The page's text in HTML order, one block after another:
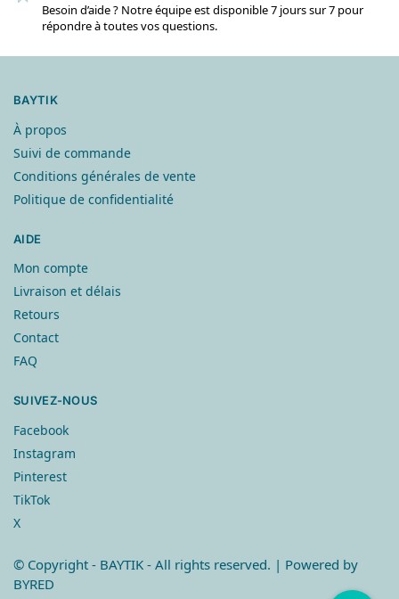
Besoin d’aide ? Notre équipe est disponible 7 jours sur 7 pour
répondre à toutes vos questions.
BAYTIK
À propos
Suivi de commande
Conditions générales de vente
Politique de confidentialité
AIDE
Mon compte
Livraison et délais
Retours
Contact
FAQ
SUIVEZ-NOUS
Facebook
Instagram
Pinterest
TikTok
X
© Copyright - BAYTIK - All rights reserved. | Powered by
BYRED